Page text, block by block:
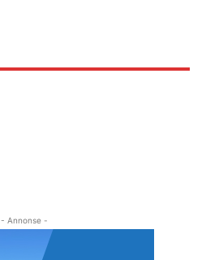
- Annonse -